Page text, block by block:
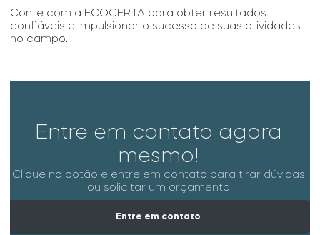
Conte com a ECOCERTA para obter resultados
confiáveis e impulsionar o sucesso de suas atividades
no campo.
Entre em contato agora
mesmo!
Clique no botão e entre em contato para tirar dúvidas
ou solicitar um orçamento
Entre em contato